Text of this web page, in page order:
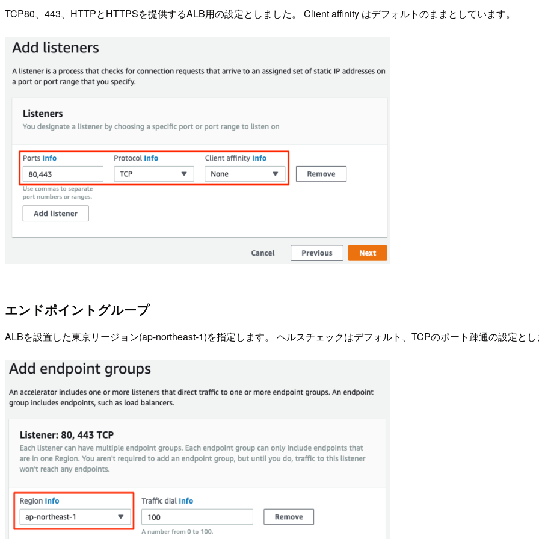
TCP80、443、HTTPとHTTPSを提供するALB用の設定としました。 Client affinity はデフォルトのままとしています。
エンドポイントグループ
ALBを設置した東京リージョン(ap-northeast-1)を指定します。 ヘルスチェックはデフォルト、TCPのポート疎通の設定とし